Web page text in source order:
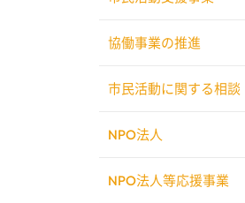
協働事業の推進
市民活動に関する相談
NPO法人
NPO法人等応援事業